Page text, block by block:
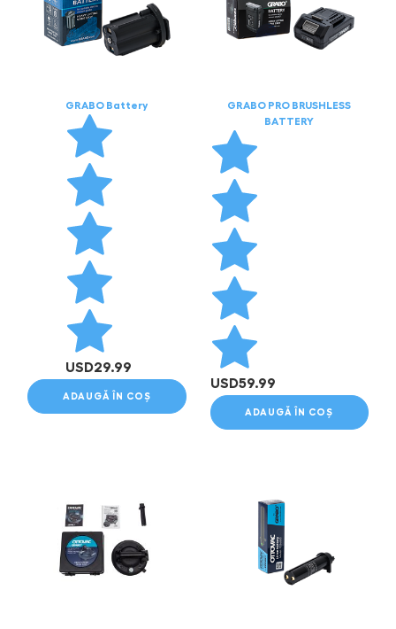
GRABO Battery
USD29.99
ADAUGĂ ÎN COȘ
GRABO PRO BRUSHLESS
BATTERY
USD59.99
ADAUGĂ ÎN COȘ